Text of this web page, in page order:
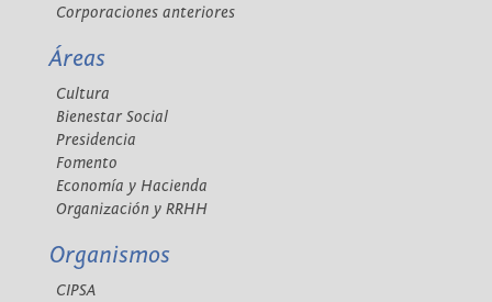
Corporaciones anteriores
Áreas
Cultura
Bienestar Social
Presidencia
Fomento
Economía y Hacienda
Organización y RRHH
Organismos
CIPSA